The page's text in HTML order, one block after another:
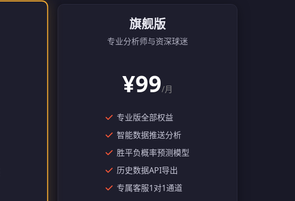
旗舰版
专业分析师与资深球迷
¥99/月
专业版全部权益
智能数据推送分析
胜平负概率预测模型
历史数据API导出
专属客服1对1通道